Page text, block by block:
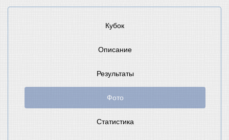
Кубок
Описание
Результаты
Фото
Статистика